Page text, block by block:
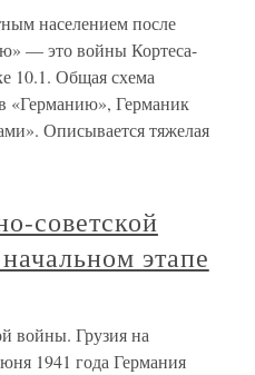
населением после
— это войны Кортеса-
10.1. Общая схема
«Германию», Германик
Описывается тяжелая
советской
этапе
войны. Грузия на
1941 года Германия